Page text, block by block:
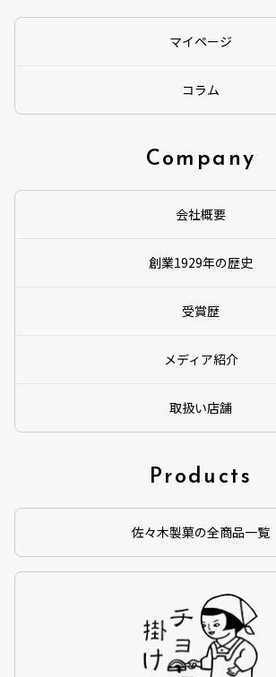
マイページ
コラム
Company
会社概要
創業1929年の歴史
受賞歴
メディア紹介
取扱い店舗
Products
佐々木製菓の全商品一覧